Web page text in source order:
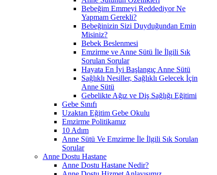
Bebeğim Emmeyi Reddediyor Ne
Yapmam Gerekli?
Bebeğinizin Sizi Duyduğundan Emin
Misiniz?
Bebek Beslenmesi
Emzirme ve Anne Sütü İle İlgili Sık
Sorulan Sorular
Hayata En İyi Başlangıç Anne Sütü
Sağlıklı Nesiller, Sağlıklı Gelecek İçin
Anne Sütü
Gebelikte Ağız ve Diş Sağlığı Eğitimi
Gebe Sınıfı
Uzaktan Eğitim Gebe Okulu
Emzirme Politikamız
10 Adım
Anne Sütü Ve Emzirme İle İlgili Sık Sorulan
Sorular
Anne Dostu Hastane
Anne Dostu Hastane Nedir?